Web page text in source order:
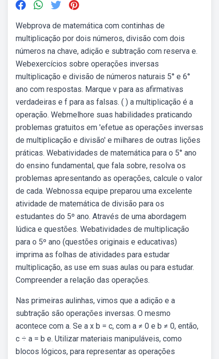
Webprova de matemática com continhas de
multiplicação por dois números, divisão com dois
números na chave, adição e subtração com reserva e.
Webexercícios sobre operações inversas
multiplicação e divisão de números naturais 5° e 6°
ano com respostas. Marque v para as afirmativas
verdadeiras e f para as falsas. ( ) a multiplicação é a
operação. Webmelhore suas habilidades praticando
problemas gratuitos em 'efetue as operações inversas
de multiplicação e divisão' e milhares de outras lições
práticas. Webatividades de matemática para o 5° ano
do ensino fundamental, que fala sobre, resolva os
problemas apresentando as operações, calcule o valor
de cada. Webnossa equipe preparou uma excelente
atividade de matemática de divisão para os
estudantes do 5º ano. Através de uma abordagem
lúdica e questões. Webatividades de multiplicação
para o 5º ano (questões originais e educativas)
imprima as folhas de atividades para estudar
multiplicação, as use em suas aulas ou para estudar.
Compreender a relação das operações.
Nas primeiras aulinhas, vimos que a adição e a
subtração são operações inversas. O mesmo
acontece com a. Se a x b = c, com a ≠ 0 e b ≠ 0, então,
c ÷ a = b e. Utilizar materiais manipuláveis, como
blocos lógicos, para representar as operações